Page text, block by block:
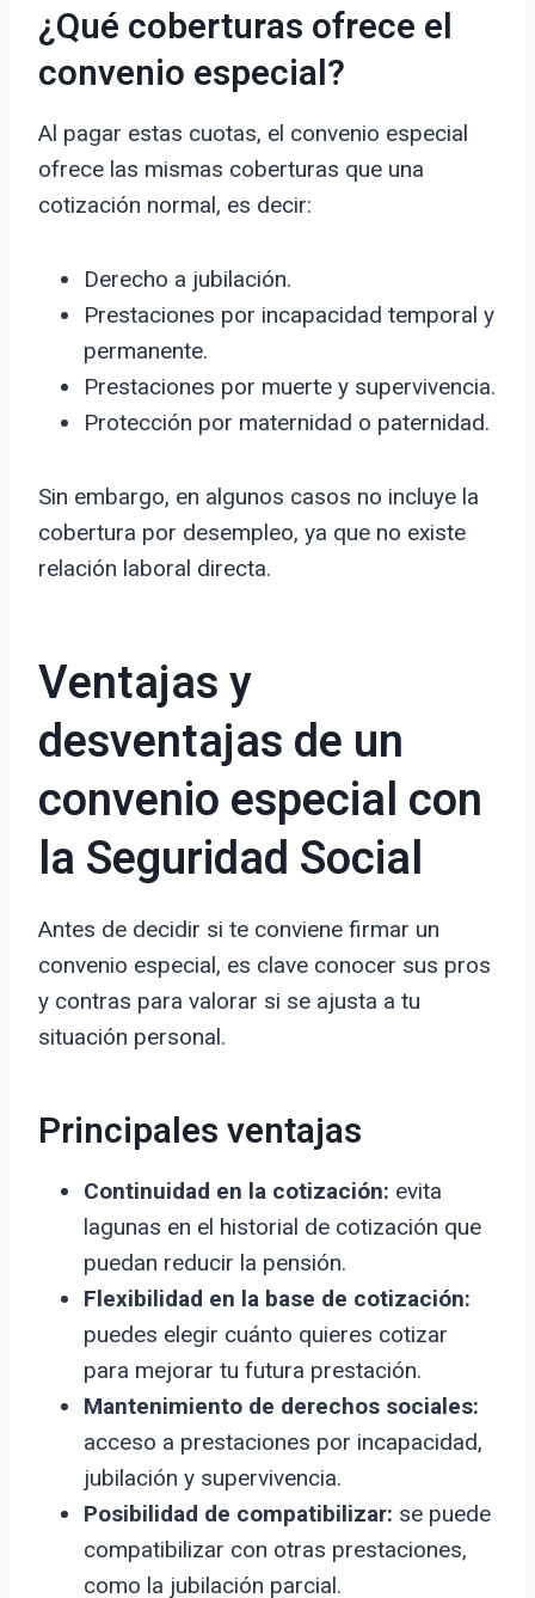
¿Qué coberturas ofrece el
convenio especial?
Al pagar estas cuotas, el convenio especial
ofrece las mismas coberturas que una
cotización normal, es decir:
Derecho a jubilación.
Prestaciones por incapacidad temporal y
permanente.
Prestaciones por muerte y supervivencia.
Protección por maternidad o paternidad.
Sin embargo, en algunos casos no incluye la
cobertura por desempleo, ya que no existe
relación laboral directa.
Ventajas y
desventajas de un
convenio especial con
la Seguridad Social
Antes de decidir si te conviene firmar un
convenio especial, es clave conocer sus pros
y contras para valorar si se ajusta a tu
situación personal.
Principales ventajas
Continuidad en la cotización: evita
lagunas en el historial de cotización que
puedan reducir la pensión.
Flexibilidad en la base de cotización:
puedes elegir cuánto quieres cotizar
para mejorar tu futura prestación.
Mantenimiento de derechos sociales:
acceso a prestaciones por incapacidad,
jubilación y supervivencia.
Posibilidad de compatibilizar: se puede
compatibilizar con otras prestaciones,
como la jubilación parcial.